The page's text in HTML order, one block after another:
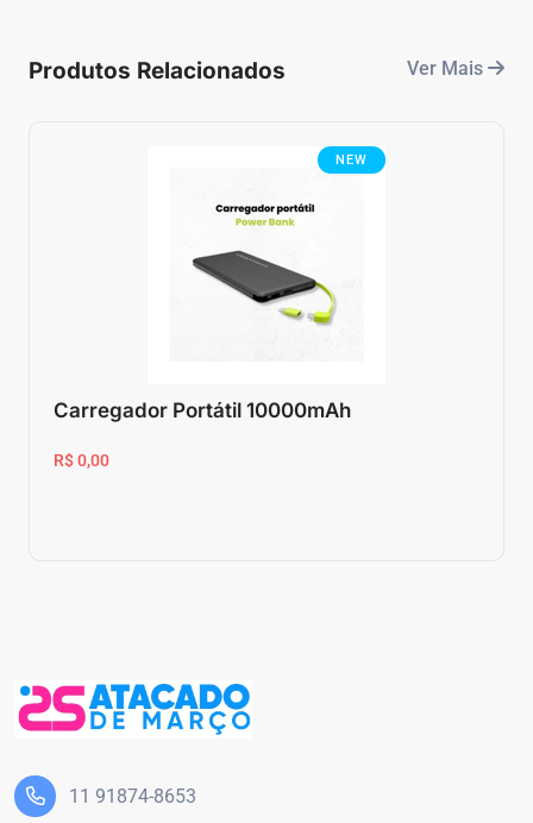
Produtos Relacionados Ver Mais
NEW
Carregador Portátil 10000mAh
R$ 0,00
11 91874-8653